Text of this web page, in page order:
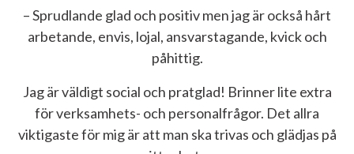
– Sprudlande glad och positiv men jag är också hårt
arbetande, envis, lojal, ansvarstagande, kvick och
påhittig.
Jag är väldigt social och pratglad! Brinner lite extra
för verksamhets- och personalfrågor. Det allra
viktigaste för mig är att man ska trivas och glädjas på